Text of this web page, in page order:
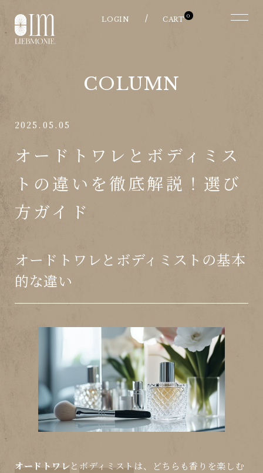
0
COLUMN
2025.05.05
オードトワレとボディミス
トの違いを徹底解説！選び
方ガイド
オードトワレとボディミストの基本
的な違い
オードトワレと ボディミスト は、どちらも香りを楽しむ